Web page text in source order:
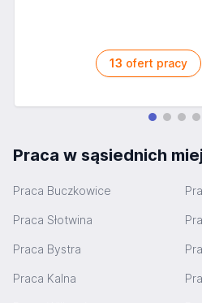
13 ofert pracy
Praca w sąsiednich
Praca Buczkowice
Praca Słotwina
Praca Bystra
Praca Kalna